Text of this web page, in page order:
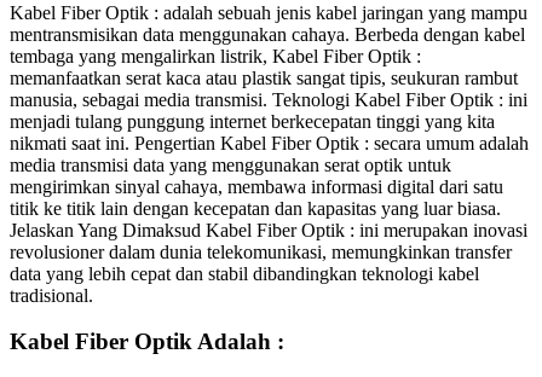
Kabel Fiber Optik : adalah sebuah jenis kabel jaringan yang mampu
mentransmisikan data menggunakan cahaya. Berbeda dengan kabel
tembaga yang mengalirkan listrik, Kabel Fiber Optik :
memanfaatkan serat kaca atau plastik sangat tipis, seukuran rambut
manusia, sebagai media transmisi. Teknologi Kabel Fiber Optik : ini
menjadi tulang punggung internet berkecepatan tinggi yang kita
nikmati saat ini. Pengertian Kabel Fiber Optik : secara umum adalah
media transmisi data yang menggunakan serat optik untuk
mengirimkan sinyal cahaya, membawa informasi digital dari satu
titik ke titik lain dengan kecepatan dan kapasitas yang luar biasa.
Jelaskan Yang Dimaksud Kabel Fiber Optik : ini merupakan inovasi
revolusioner dalam dunia telekomunikasi, memungkinkan transfer
data yang lebih cepat dan stabil dibandingkan teknologi kabel
tradisional.
Kabel Fiber Optik Adalah :